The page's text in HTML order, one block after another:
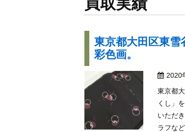
東京都大田区東
彩色画。
2020
東京都
くし」
いただ
ラフな